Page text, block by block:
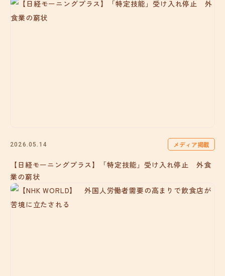
2026.05.14 メディア掲載
【日経モーニングプラス】「特定技能」受け入れ停止 外食
業の窮状